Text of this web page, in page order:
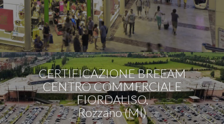
CERTIFICAZIONE BREEAM
CENTRO COMMERCIALE
FIORDALISO,
Rozzano (MI)